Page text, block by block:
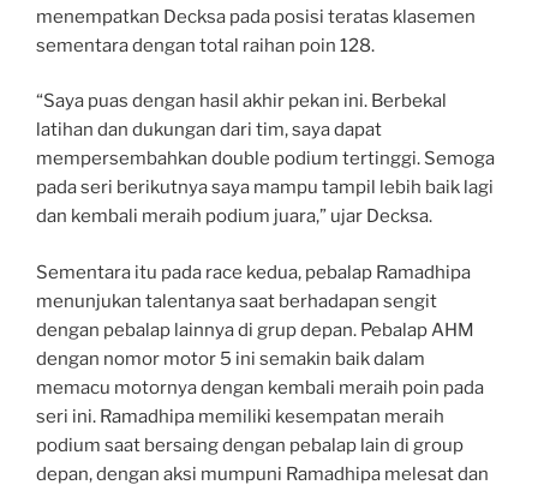
menempatkan Decksa pada posisi teratas klasemen
sementara dengan total raihan poin 128.
“Saya puas dengan hasil akhir pekan ini. Berbekal
latihan dan dukungan dari tim, saya dapat
mempersembahkan double podium tertinggi. Semoga
pada seri berikutnya saya mampu tampil lebih baik lagi
dan kembali meraih podium juara,” ujar Decksa.
Sementara itu pada race kedua, pebalap Ramadhipa
menunjukan talentanya saat berhadapan sengit
dengan pebalap lainnya di grup depan. Pebalap AHM
dengan nomor motor 5 ini semakin baik dalam
memacu motornya dengan kembali meraih poin pada
seri ini. Ramadhipa memiliki kesempatan meraih
podium saat bersaing dengan pebalap lain di group
depan, dengan aksi mumpuni Ramadhipa melesat dan